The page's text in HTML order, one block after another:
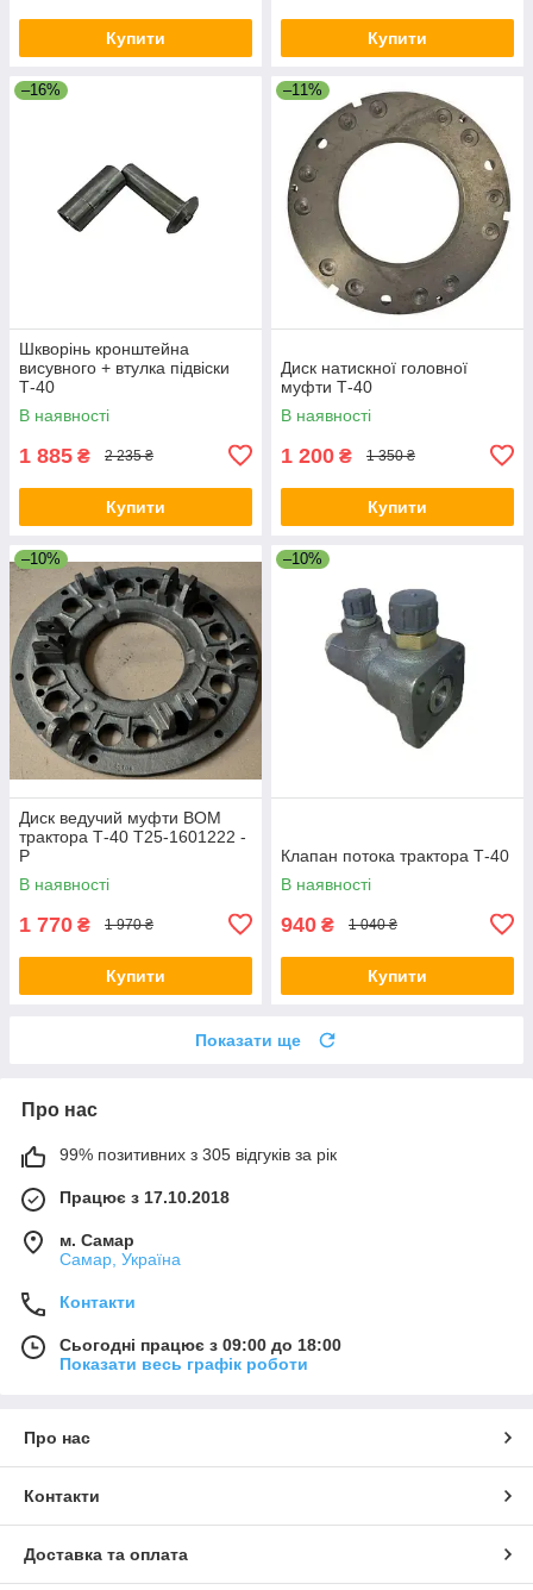
Купити Купити
–16%
Шкворінь кронштейна
висувного + втулка підвіски
Т-40
В наявності
1 885 ₴ 2 235 ₴
Купити
–11%
Диск натискної головної
муфти Т-40
В наявності
1 200 ₴ 1 350 ₴
Купити
–10%
Диск ведучий муфти ВОМ
трактора Т-40 Т25-1601222 -
Р
В наявності
1 770 ₴ 1 970 ₴
Купити
–10%
Клапан потока трактора Т-40
В наявності
940 ₴ 1 040 ₴
Купити
Показати ще
Про нас
99% позитивних з 305 відгуків за рік
Працює з 17.10.2018
м. Самар
Самар, Україна
Контакти
Сьогодні працює з 09:00 до 18:00
Показати весь графік роботи
Про нас
Контакти
Доставка та оплата